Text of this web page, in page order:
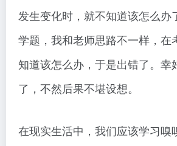
发生变化时，就不知道该怎么办
学题，我和老师思路不一样，在
知道该怎么办，于是出错了。幸
了，不然后果不堪设想。
在现实生活中，我们应该学习嗅